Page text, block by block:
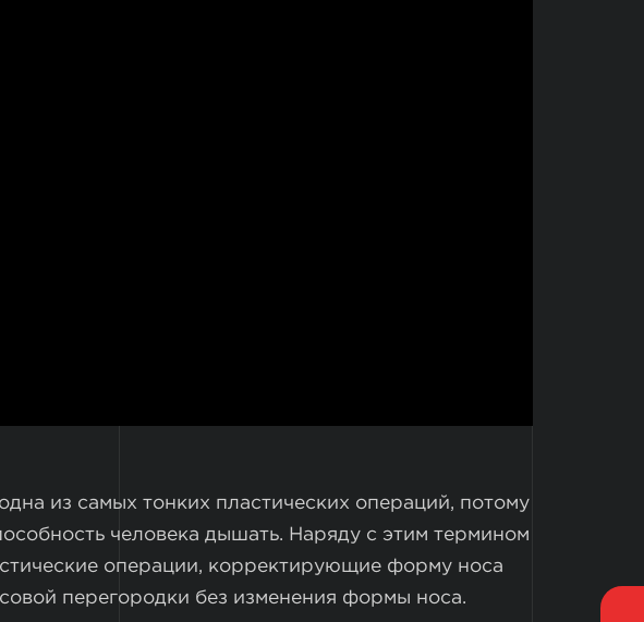
из самых тонких пластических операций, потому
человека дышать. Наряду с этим термином
операции, корректирующие форму носа
перегородки без изменения формы носа.